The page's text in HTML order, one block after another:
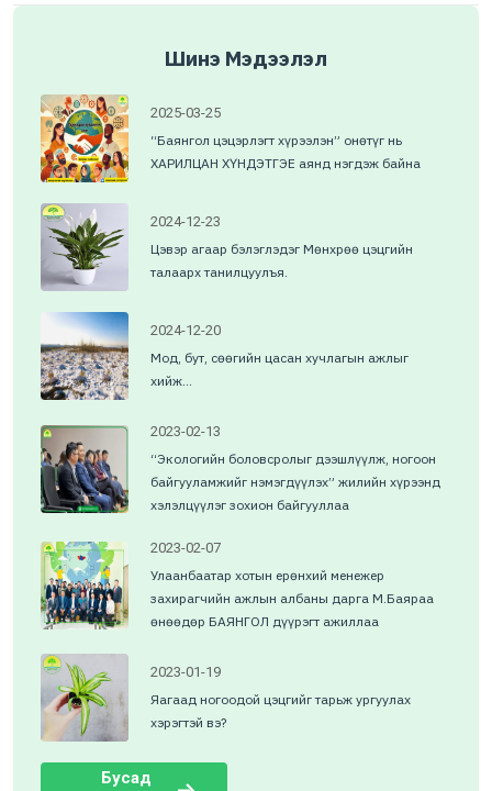
Шинэ Мэдээлэл
2025-03-25
“Баянгол цэцэрлэгт хүрээлэн” онөтүг нь
ХАРИЛЦАН ХҮНДЭТГЭЕ аянд нэгдэж байна
2024-12-23
Цэвэр агаар бэлэглэдэг Мөнхрөө цэцгийн
талаарх танилцуулъя.
2024-12-20
Мод, бут, сөөгийн цасан хучлагын ажлыг
хийж...
2023-02-13
“Экологийн боловсролыг дээшлүүлж, ногоон
байгууламжийг нэмэгдүүлэх” жилийн хүрээнд
хэлэлцүүлэг зохион байгууллаа
2023-02-07
Улаанбаатар хотын ерөнхий менежер
захирагчийн ажлын албаны дарга М.Баяраа
өнөөдөр БАЯНГОЛ дүүрэгт ажиллаа
2023-01-19
Яагаад ногоодой цэцгийг тарьж ургуулах
хэрэгтэй вэ?
Бусад